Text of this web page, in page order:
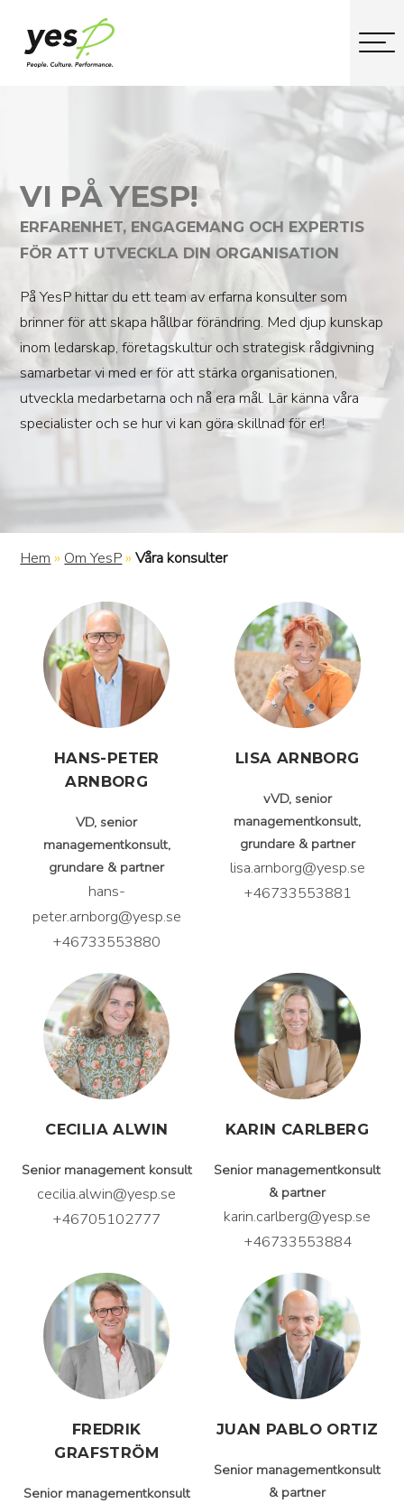
VI PÅ YESP!
ERFARENHET, ENGAGEMANG OCH EXPERTIS
FÖR ATT UTVECKLA DIN ORGANISATION
På YesP hittar du ett team av erfarna konsulter som
brinner för att skapa hållbar förändring. Med djup kunskap
inom ledarskap, företagskultur och strategisk rådgivning
samarbetar vi med er för att stärka organisationen,
utveckla medarbetarna och nå era mål. Lär känna våra
specialister och se hur vi kan göra skillnad för er!
Hem » Om YesP »Våra konsulter
HANS-PETER
ARNBORG
VD, senior
managementkonsult,
grundare & partner
hans-
peter.arnborg@yesp.se
+46733553880
LISA ARNBORG
vVD, senior
managementkonsult,
grundare & partner
lisa.arnborg@yesp.se
+46733553881
CECILIA ALWIN
Senior management konsult
cecilia.alwin@yesp.se
+46705102777
KARIN CARLBERG
Senior managementkonsult
& partner
karin.carlberg@yesp.se
+46733553884
FREDRIK
GRAFSTRÖM
Senior managementkonsult
JUAN PABLO ORTIZ
Senior managementkonsult
& partner